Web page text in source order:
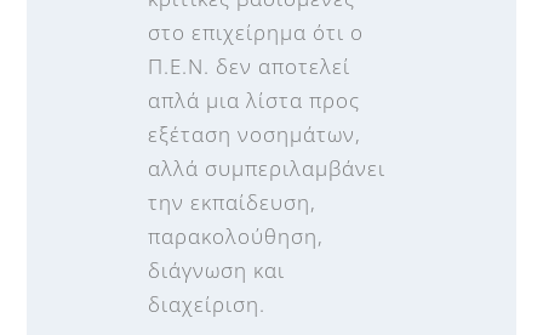
στο επιχείρημα ότι ο
Π.Ε.Ν. δεν αποτελεί
απλά μια λίστα προς
εξέταση νοσημάτων,
αλλά συμπεριλαμβάνει
την εκπαίδευση,
παρακολούθηση,
διάγνωση και
διαχείριση.